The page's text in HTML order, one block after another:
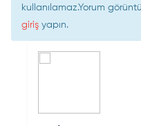
kullanılamaz.Yorum
giriş yapın.